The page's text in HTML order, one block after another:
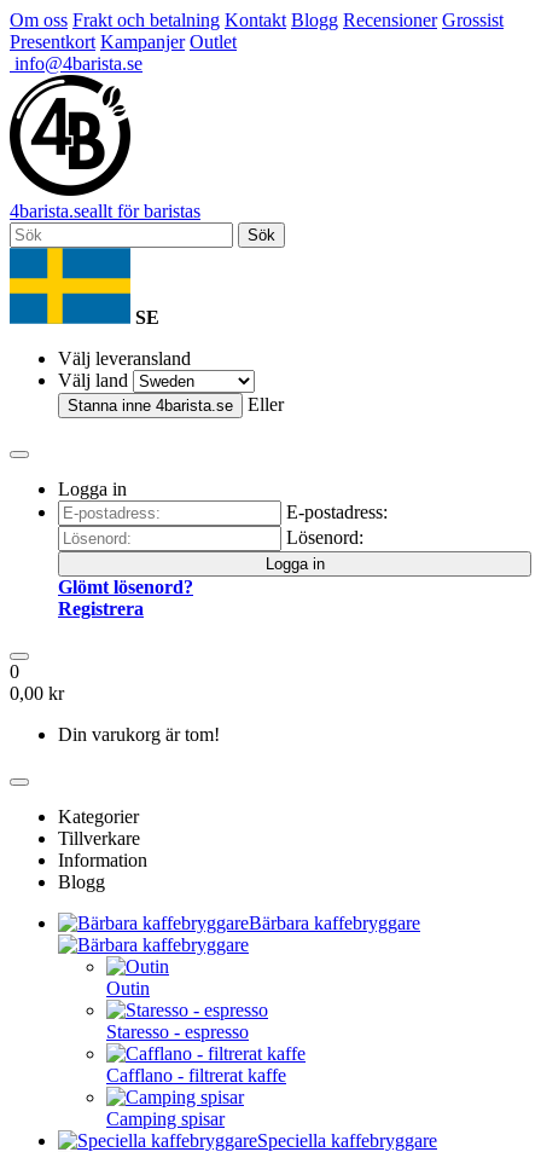
Om oss Frakt och betalning Kontakt Blogg Recensioner Grossist
Presentkort Kampanjer Outlet
info@4barista.se
4barista.seallt för baristas
Sök
SE
Välj leveransland
Välj land
Stanna inne 4barista.se Eller
Logga in
E-postadress:
Lösenord:
Logga in
Glömt lösenord?
Registrera
0
0,00 kr
Din varukorg är tom!
Kategorier
Tillverkare
Information
Blogg
Bärbara kaffebryggare
Outin
Staresso - espresso
Cafflano - filtrerat kaffe
Camping spisar
Speciella kaffebryggare